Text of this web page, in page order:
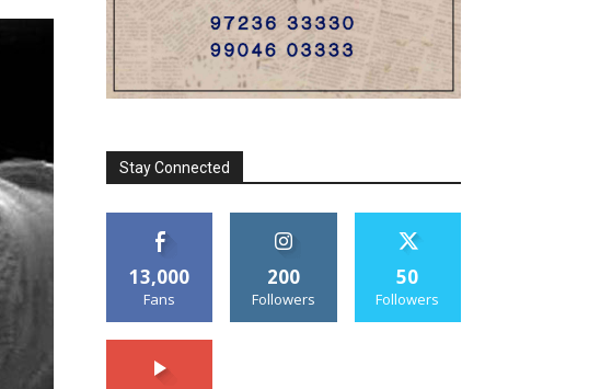
Stay Connected
13,000
Fans
200
Followers
50
Followers